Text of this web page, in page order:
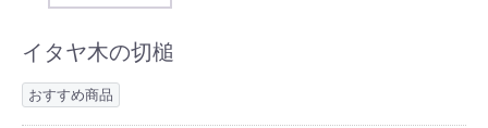
イタヤ木の切槌
おすすめ商品